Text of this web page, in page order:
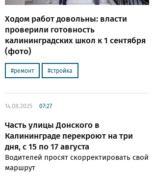
Ходом работ довольны: власти
проверили готовность
калининградских школ к 1 сентября
(фото)
ремонт стройка
14.08.2025 07:27
Часть улицы Донского в
Калининграде перекроют на три
дня, с 15 по 17 августа
Водителей просят скорректировать свой
маршрут